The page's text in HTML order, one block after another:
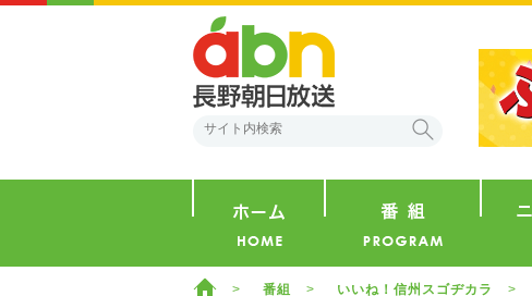
ホーム 番組 いいね！信州スゴヂカラ